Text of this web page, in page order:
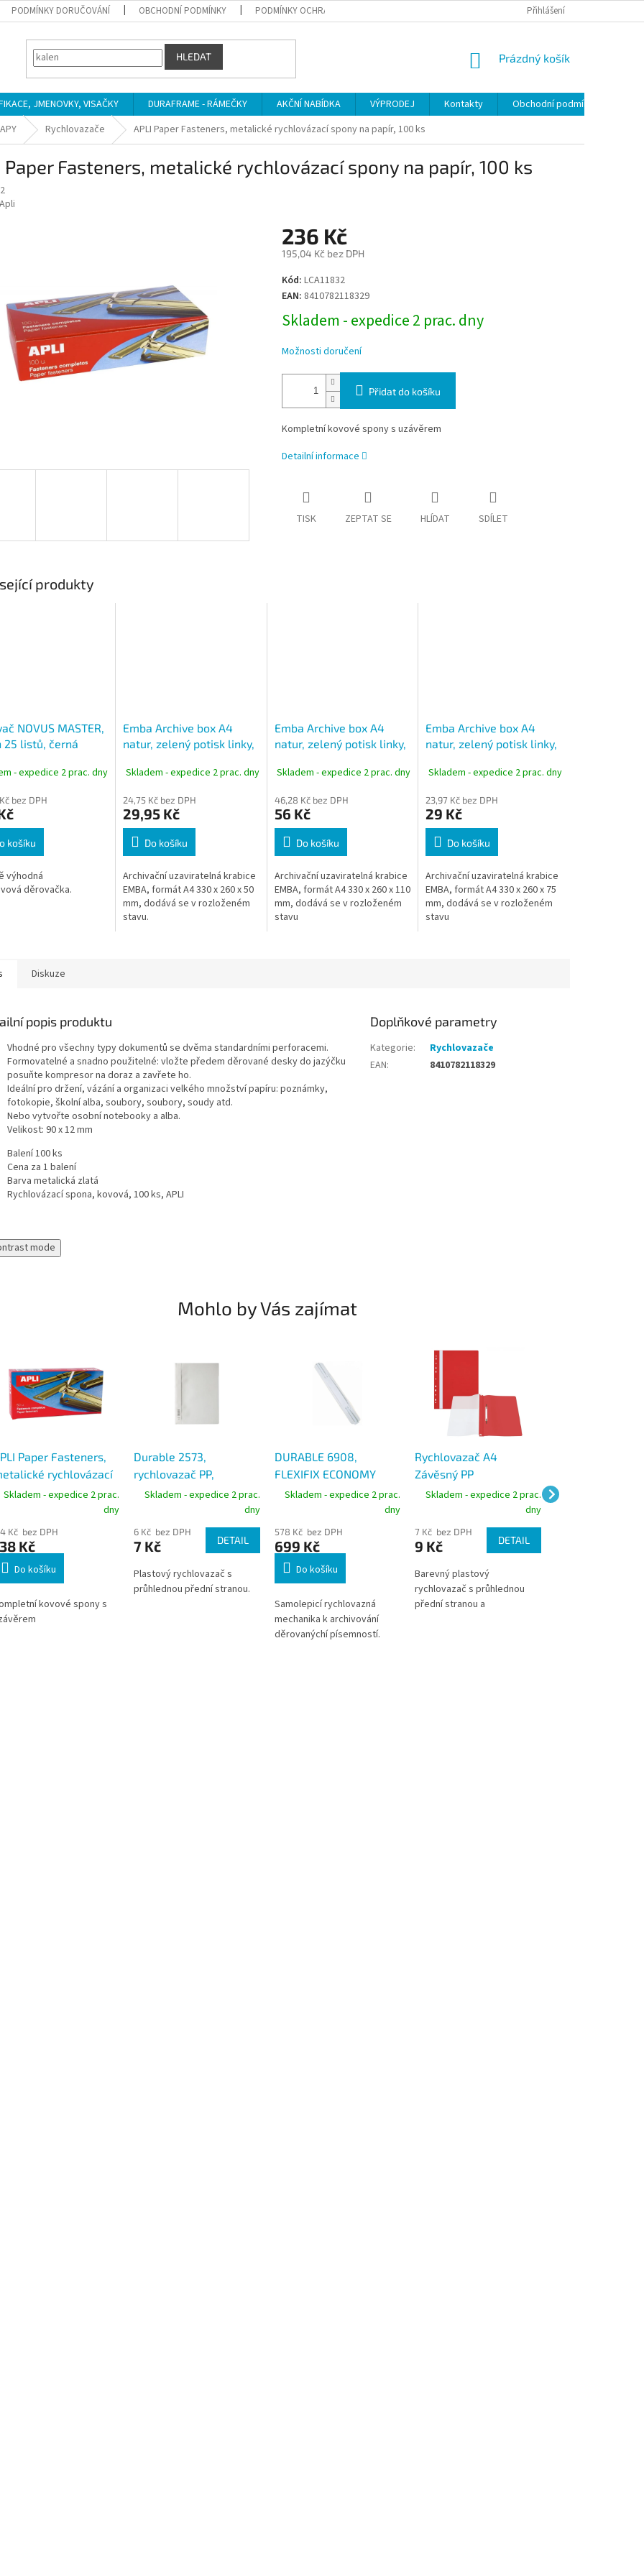
PODMÍNKY DORUČOVÁNÍ OBCHODNÍ PODMÍNKY PODMÍNKY OCHRANY OSOBNÍCH ÚDAJŮ Přihlášení
HLEDAT
NÁKUPNÍ
Prázdný košík
JMENOVKY, VISAČKY DURAFRAME - RÁMEČKY AKČNÍ NABÍDKA VÝPRODEJ Kontakty
Obchodní podmínky
Rychlovazače APLI Paper Fasteners, metalické rychlovázací spony na papír, 100 ks
Paper Fasteners, metalické rychlovázací spony na papír, 100 ks
Apli
236 Kč
195,04 Kč bez DPH
Měrná
cena:
Kód: LCA11832
EAN: 8410782118329
Skladem - expedice 2 prac. dny
Možnosti doručení
Přidat do košíku
Kompletní kovové spony s uzávěrem
Detailní informace
TISK ZEPTAT SE HLÍDAT SDÍLET
produkty
NOVUS MASTER,
25 listů, černá
- expedice 2 prac. dny
bez DPH
košíku
výhodná
děrovačka.
Emba Archive box A4
natur, zelený potisk linky,
lepenka
Skladem - expedice 2 prac. dny
24,75 Kč bez DPH
29,95 Kč
Do košíku
Archivační uzaviratelná krabice
EMBA, formát A4 330 x 260 x 50
mm, dodává se v rozloženém
stavu.
Emba Archive box A4
natur, zelený potisk linky,
lepenka
Skladem - expedice 2 prac. dny
46,28 Kč bez DPH
56 Kč
Do košíku
Archivační uzaviratelná krabice
EMBA, formát A4 330 x 260 x 110
mm, dodává se v rozloženém
stavu
Emba Archive box A4
natur, zelený potisk linky,
lepenka
Skladem - expedice 2 prac. dny
23,97 Kč bez DPH
29 Kč
Do košíku
Archivační uzaviratelná krabice
EMBA, formát A4 330 x 260 x 75
mm, dodává se v rozloženém
stavu
Diskuze
popis produktu
Vhodné pro všechny typy dokumentů se dvěma standardními perforacemi.
Formovatelné a snadno použitelné: vložte předem děrované desky do jazýčku
posuňte kompresor na doraz a zavřete ho.
Ideální pro držení, vázání a organizaci velkého množství papíru: poznámky,
fotokopie, školní alba, soubory, soubory, soudy atd.
Nebo vytvořte osobní notebooky a alba.
Velikost: 90 x 12 mm
Balení 100 ks
Cena za 1 balení
Barva metalická zlatá
Rychlovázací spona, kovová, 100 ks, APLI
Doplňkové parametry
Kategorie:
Rychlovazače
EAN: 8410782118329
mode
Mohlo by Vás zajímat
Paper Fasteners,
rychlovázací
spony na papír, 50 ks
Skladem - expedice 2 prac.
dny
Kč bez DPH
Kč
Do košíku
kovové spony s
Durable 2573,
rychlovazač PP,
průhledná přední strana
Skladem - expedice 2 prac.
dny
6 Kč bez DPH
7 Kč DETAIL
Plastový rychlovazač s
průhlednou přední stranou.
DURABLE 6908,
FLEXIFIX ECONOMY
samolepící
Skladem - expedice 2 prac.
dny
578 Kč bez DPH
699 Kč
Do košíku
Samolepicí rychlovazná
mechanika k archivování
děrovanýchí písemností.
Rychlovazač A4
Závěsný PP
Euroděrování, přední
Skladem - expedice 2 prac.
dny
7 Kč bez DPH
9 Kč DETAIL
Barevný plastový
rychlovazač s průhlednou
přední stranou a
CLASSIC, 240 g